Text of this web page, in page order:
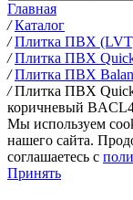
Главная
/ Каталог
/ Плитка ПВХ
/ Плитка ПВХ
/ Плитка ПВХ
/ Плитка ПВХ
коричневый
Мы используем
нашего сайта.
соглашаетесь c
Принять